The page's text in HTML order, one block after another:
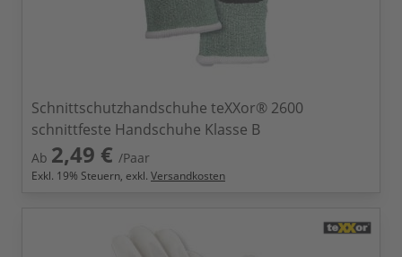
Schnittschutzhandschuhe teXXor® 2600
schnittfeste Handschuhe Klasse B
Ab 2,49 € /Paar
Exkl. 19% Steuern, exkl. Versandkosten